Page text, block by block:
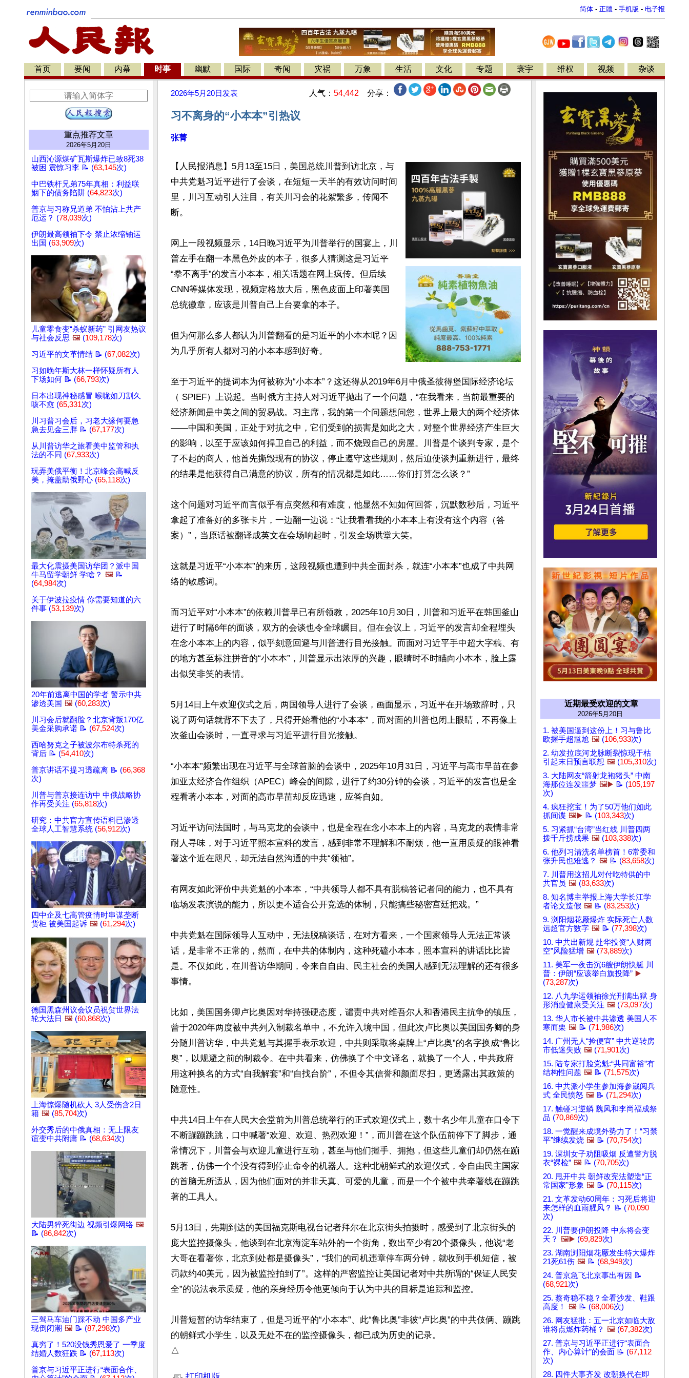
简体 - 正體 - 手机版 - 电子报
首页 要闻 内幕 时事 幽默 国际 奇闻 灾祸 万象 生活 文化 专题 寰宇 维权 视频 杂谈
重点推荐文章
2026年5月20日
山西沁源煤矿瓦斯爆炸已致8死38
被困 震惊习李 📝 (63,145次)
中巴铁杆兄弟75年真相：利益联
姻下的债务陷阱 (64,823次)
普京与习称兄道弟 不怕沾上共产
厄运？ (78,039次)
伊朗最高领袖下令 禁止浓缩铀运
出国 (63,909次)
儿童零食变“杀蚁新药” 引网友热议
与社会反思 🖼️ (109,178次)
习近平的文革情结 📝 (67,082次)
习如晚年斯大林一样怀疑所有人
下场如何 📝 (66,793次)
日本出现神秘感冒 喉咙如刀割久
咳不愈 (65,331次)
川习普习会后，习老大缘何要急
急去见金三胖 📝 (67,177次)
从川普访华之旅看美中监管和执
法的不同 (67,933次)
玩弄美俄平衡！北京峰会高喊反
美，掩盖助俄野心 (65,118次)
最大化震摄美国访华团？派中国
牛马留学朝鲜 学啥？ 🖼️ 📝
(64,984次)
关于伊波拉疫情 你需要知道的六
件事 (53,139次)
20年前逃离中国的学者 警示中共
渗透美国 🖼️ (60,283次)
川习会后就翻脸？北京背叛170亿
美金采购承诺 📝 (67,524次)
西哈努克之子被波尔布特杀死的
背后 📝 (54,410次)
普京讲话不提习透疏离 📝 (66,368
次)
川普与普京接连访中 中俄战略协
作再受关注 (65,818次)
研究：中共官方宣传语料已渗透
全球人工智慧系统 (56,912次)
四中企及七高管疫情时串谋垄断
货柜 被美国起诉 🖼️ (61,294次)
德国黑森州议会议员祝贺世界法
轮大法日 🖼️ (60,868次)
上海惊爆随机砍人 3人受伤含2日
籍 🖼️ (85,704次)
外交秀后的中俄真相：无上限友
谊变中共附庸 📝 (68,634次)
大陆男猝死街边 视频引爆网络 🖼️
📝 (86,842次)
三驾马车油门踩不动 中国多产业
现倒闭潮 🖼️ 📝 (87,298次)
真穷了！520没钱秀恩爱了 一季度
结婚人数狂跌 📝 (67,113次)
普京与习近平正进行“表面合作、
2026年5月20日 发表 人气： 54,442 分享：
习不离身的“小本本”引热议
张菁
【人民报消息】5月13至15日，美国总统川普到访北京，与
中共党魁习近平进行了会谈，在短短一天半的有效访问时间
里，川习互动引人注目，有关川习会的花絮繁多，传闻不
断。
网上一段视频显示，14日晚习近平为川普举行的国宴上，川
普左手在翻一本黑色外皮的本子，很多人猜测这是习近平
“拳不离手”的发言小本本，相关话题在网上疯传。但后续
CNN等媒体发现，视频定格放大后，黑色皮面上印著美国
总统徽章，应该是川普自己上台要拿的本子。
但为何那么多人都认为川普翻看的是习近平的小本本呢？因
为几乎所有人都对习的小本本感到好奇。
至于习近平的提词本为何被称为“小本本”？这还得从2019年6月中俄圣彼得堡国际经济论坛
（ SPIEF）上说起。当时俄方主持人对习近平抛出了一个问题，“在我看来，当前最重要的
经济新闻是中美之间的贸易战。习主席，我的第一个问题想问您，世界上最大的两个经济体
——中国和美国，正处于对抗之中，它们受到的损害是如此之大，对整个世界经济产生巨大
的影响，以至于应该如何捍卫自己的利益，而不烧毁自己的房屋。川普是个谈判专家，是个
了不起的商人，他首先撕毁现有的协议，停止遵守这些规则，然后迫使谈判重新进行，最终
的结果是他获得自己满意的协议，所有的情况都是如此……你们打算怎么谈？”
这个问题对习近平而言似乎有点突然和有难度，他显然不知如何回答，沉默数秒后，习近平
拿起了准备好的多张卡片，一边翻一边说：“让我看看我的小本本上有没有这个内容（答
案）”，当原话被翻译成英文在会场响起时，引发全场哄堂大笑。
这就是习近平“小本本”的来历，这段视频也遭到中共全面封杀，就连“小本本”也成了中共网
络的敏感词。
而习近平对“小本本”的依赖川普早已有所领教，2025年10月30日，川普和习近平在韩国釜山
进行了时隔6年的面谈，双方的会谈也令全球瞩目。但在会议上，习近平的发言却全程埋头
在念小本本上的内容，似乎刻意回避与川普进行目光接触。而面对习近平手中超大字稿、有
的地方甚至标注拼音的“小本本”，川普显示出浓厚的兴趣，眼睛时不时瞄向小本本，脸上露
出似笑非笑的表情。
5月14日上午欢迎仪式之后，两国领导人进行了会谈，画面显示，习近平在开场致辞时，只
说了两句话就背不下去了，只得开始看他的“小本本”，而对面的川普也闭上眼睛，不再像上
次釜山会谈时，一直寻求与习近平进行目光接触。
“小本本”频繁出现在习近平与全球首脑的会谈中，2025年10月31日，习近平与高市早苗在参
加亚太经济合作组织（APEC）峰会的间隙，进行了约30分钟的会谈，习近平的发言也是全
程看著小本本，对面的高市早苗却反应迅速，应答自如。
习近平访问法国时，与马克龙的会谈中，也是全程在念小本本上的内容，马克龙的表情非常
耐人寻味，对于习近平照本宣科的发言，感到非常不理解和不耐烦，他一直用质疑的眼神看
著这个近在咫尺，却无法自然沟通的中共“领袖”。
有网友如此评价中共党魁的小本本，“中共领导人都不具有脱稿答记者问的能力，也不具有
临场发表演说的能力，所以更不适合公开竞选的体制，只能搞些秘密宫廷把戏。”
中共党魁在国际领导人互动中，无法脱稿谈话，在对方看来，一个国家领导人无法正常谈
话，是非常不正常的，然而，在中共的体制内，这种死磕小本本，照本宣科的讲话比比皆
是。不仅如此，在川普访华期间，令来自自由、民主社会的美国人感到无法理解的还有很多
事情。
比如，美国国务卿卢比奥因对华持强硬态度，谴责中共对维吾尔人和香港民主抗争的镇压，
曾于2020年两度被中共列入制裁名单中，不允许入境中国，但此次卢比奥以美国国务卿的身
分随川普访华，中共党魁与其握手表示欢迎，中共则采取将桌牌上“卢比奥”的名字换成“鲁比
奥”，以规避之前的制裁令。在中共看来，仿佛换了个中文译名，就换了一个人，中共政府
用这种换名的方式“自我解套”和“自找台阶”，不但令其信誉和颜面尽扫，更透露出其政策的
随意性。
中共14日上午在人民大会堂前为川普总统举行的正式欢迎仪式上，数十名少年儿童在口令下
不断蹦蹦跳跳，口中喊著“欢迎、欢迎、热烈欢迎！”，而川普在这个队伍前停下了脚步，通
常情况下，川普会与欢迎儿童进行互动，甚至与他们握手、拥抱，但这些儿童们却仍然在蹦
跳著，仿佛一个个没有得到停止命令的机器人。这种北朝鲜式的欢迎仪式，令自由民主国家
的首脑无所适从，因为他们面对的并非天真、可爱的儿童，而是一个个被中共牵著线在蹦跳
著的工具人。
5月13日，先期到达的美国福克斯电视台记者拜尔在北京街头拍摄时，感受到了北京街头的
庞大监控摄像头，他谈到在北京海淀车站外的一个街角，数出至少有20个摄像头，他说“老
大哥在看著你，北京到处都是摄像头”，“我们的司机违章停车两分钟，就收到手机短信，被
罚款约40美元，因为被监控拍到了”。这样的严密监控让美国记者对中共所谓的“保证人民安
全”的说法表示质疑，他的亲身经历令他更倾向于认为中共的目标是追踪和监控。
川普短暂的访华结束了，但是习近平的“小本本”、此“鲁比奥”非彼“卢比奥”的中共伎俩、蹦跳
的朝鲜式小学生，以及无处不在的监控摄像头，都已成为历史的记录。
△
近期最受欢迎的文章
2026年5月20日
1. 被美国逼到这份上！习与鲁比
欧握手超尴尬 🖼️ (106,933次)
2. 幼发拉底河龙脉断裂惊现干枯
引起末日预言联想 🖼️ (105,310次)
3. 大陆网友“箭射龙袍猪头” 中南
海那位连发噩梦 🖼️▶️ 📝 (105,197
次)
4. 疯狂挖宝！为了50万他们如此
抓间谍 🖼️▶️ 📝 (103,343次)
5. 习紧抓“台湾”当红线 川普四两
拨千斤捞成果 🖼️ (103,338次)
6. 他列习清洗名单榜首！6常委和
张升民也难逃？ 🖼️ 📝 (83,658次)
7. 川普用这招儿对付吃特供的中
共官员 🖼️ (83,633次)
8. 知名博主举报上海大学长江学
者论文造假 🖼️ 📝 (83,253次)
9. 浏阳烟花厰爆炸 实际死亡人数
远超官方数字 🖼️ 📝 (77,398次)
10. 中共出新规 赴华投资“人财两
空”风险猛增 🖼️ (73,889次)
11. 美军一夜击沉6艘伊朗快艇 川
普：伊朗“应该举白旗投降” ▶️
(73,287次)
12. 八九学运领袖徐光刑满出狱 身
形消瘦健康受关注 🖼️ (73,097次)
13. 华人市长被中共渗透 美国人不
寒而栗 🖼️ 📝 (71,986次)
14. 广州无人“捡便宜” 中共逆转房
市低迷失败 🖼️ (71,901次)
15. 陆专家打脸党魁:“共同富裕”有
结构性问题 🖼️ 📝 (71,575次)
16. 中共派小学生参加海参崴阅兵
式 全民愤怒 🖼️ 📝 (71,294次)
17. 触碰习逆鳞 魏凤和李尚福成祭
品 (70,869次)
18. 一觉醒来成境外势力了！“习禁
平”继续发烧 🖼️ 📝 (70,754次)
19. 深圳女子劝阻吸烟 反遭警方脱
衣“裸检” 🖼️ 📝 (70,705次)
20. 甩开中共 朝鲜改宪法塑造“正
常国家”形象 🖼️ 📝 (70,115次)
21. 文革发动60周年：习死后将迎
来怎样的血雨腥风？ 📝 (70,090
次)
22. 川普要伊朗投降 中东将会变
天？ 🖼️▶️ (69,829次)
23. 湖南浏阳烟花厰发生特大爆炸
21死61伤 🖼️ 📝 (68,949次)
24. 普京急飞北京事出有因 📝
(68,921次)
25. 蔡奇稳不稳？全看沙发、鞋跟
高度！
🖼️ 📝 (68,006次)
26. 网友猛批：五一北京如临大敌
谁将点燃炸药桶？ 🖼️ (67,382次)
27. 普京与习近平正进行“表面合
作、内心算计”的会面 📝 (67,112
次)
28. 四件大事齐发 改朝换代在即